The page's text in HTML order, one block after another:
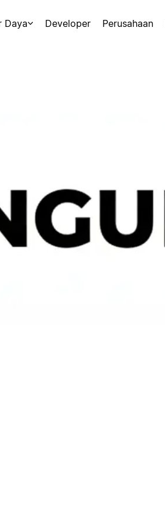
Daya Developer Perusahaan